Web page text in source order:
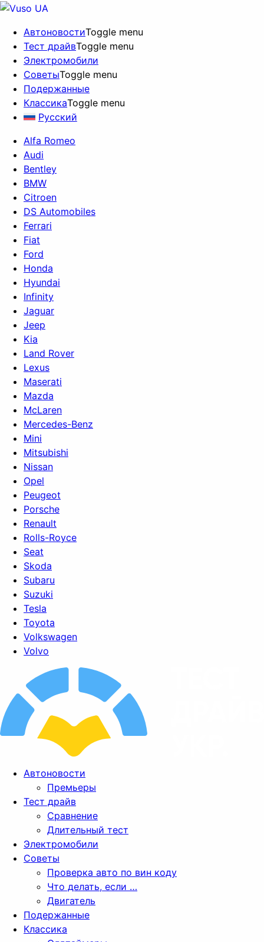
АвтоновостиToggle menu
Тест драйвToggle menu
Электромобили
СоветыToggle menu
Подержанные
КлассикаToggle menu
Русский
Alfa Romeo
Audi
Bentley
BMW
Citroen
DS Automobiles
Ferrari
Fiat
Ford
Honda
Hyundai
Infinity
Jaguar
Jeep
Kia
Land Rover
Lexus
Maserati
Mazda
McLaren
Mercedes-Benz
Mini
Mitsubishi
Nissan
Opel
Peugeot
Porsche
Renault
Rolls-Royce
Seat
Skoda
Subaru
Suzuki
Tesla
Toyota
Volkswagen
Volvo
Автоновости
Премьеры
Тест драйв
Сравнение
Длительный тест
Электромобили
Советы
Проверка авто по вин коду
Что делать, если …
Двигатель
Подержанные
Классика